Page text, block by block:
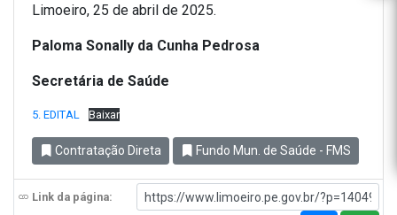
Limoeiro, 25 de abril de 2025.
Paloma Sonally da Cunha Pedrosa
Secretária de Saúde
5. EDITAL Baixar
Contratação Direta Fundo Mun. de Saúde - FMS
Link da página: